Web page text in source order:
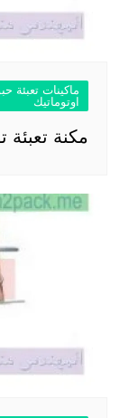
ماكينات تعبئة
اوتوماتيك
مكنة تعبئة